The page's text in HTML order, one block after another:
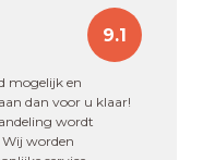
9.1
mogelijk en
dan voor u klaar!
wordt
worden